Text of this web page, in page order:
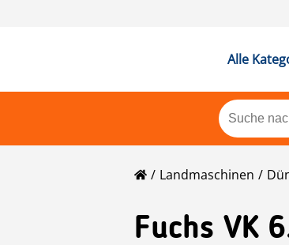
Alle
Landmaschinen
Fuchs VK